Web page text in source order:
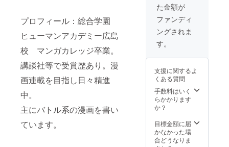
プロフィール：総合学園
ヒューマンアカデミー広島
校 マンガカレッジ卒業。
講談社等で受賞歴あり。漫
画連載を目指し日々精進
中。
主にバトル系の漫画を書い
ています。
た金額が
ファンディ
ングされま
す。
支援に関するよ
くある質問
手数料はいく
らかかります
か？
目標金額に届
かなかった場
合どうなりま